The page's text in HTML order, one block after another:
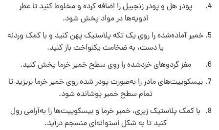
پودر هل و پودر زنجبیل را اضافه کرده و مخلوط کنید تا عطر
ادویه‌ها در مواد پخش شود.
خمیر آماده‌شده را روی یک تکه پلاستیک پهن کنید و با کمک وردنه
یا دست، به ضخامت یکنواخت باز کنید.
مغز گردوهای خردشده را روی سطح خمیر خرما پخش کنید.
بیسکوییت‌های مادر را به‌صورت پودر شده روی خمیر خرما بریزید تا
تمام سطح خمیر پوشانده شود.
با کمک پلاستیک زیری، خمیر خرما و بیسکوییت‌ها را به‌آرامی رول
کنید تا به شکل استوانه‌ای منسجم درآید.